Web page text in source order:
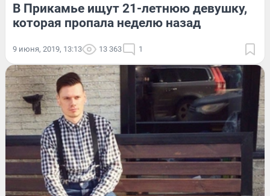
В Прикамье ищут 21-летнюю девушку,
которая пропала неделю назад
9 июня, 2019, 13:13 13 363 1